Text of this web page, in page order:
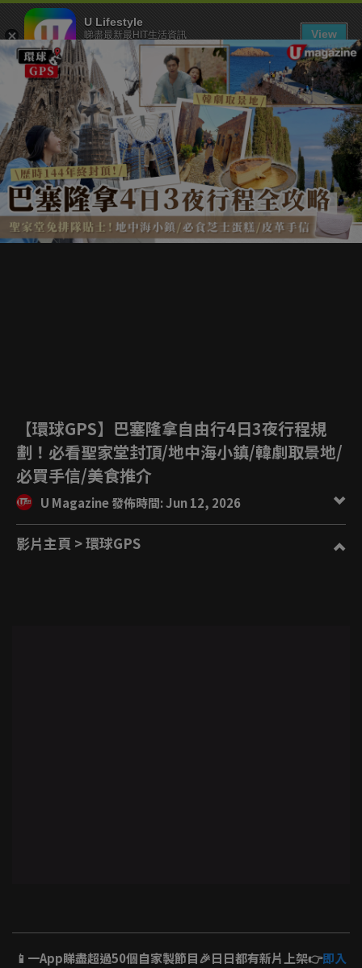
下載 U Lifestyle App
【環球GPS】巴塞隆拿自由行4日3夜行程規
劃！必看聖家堂封頂/地中海小鎮/韓劇取景地/
必買手信/美食推介
U Magazine 發佈時間: Jun 12, 2026
影片主頁 > 環球GPS
📱一App睇盡超過50個自家製節目🎉日日都有新片上架👉即入
U Lifestyle
睇盡最新最HIT生活資訊
FREE - In Google Play
View